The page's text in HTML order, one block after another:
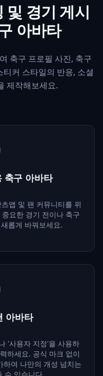
및 경기 게시
아바타
축구 프로필 사진, 축구
커 스타일의 반응, 소셜
제작해보세요.
축구 아바타
앱 및 팬 커뮤니티를 위
요한 경기 전이나 축구
롭게 바꿔보세요.
아바타
'사용자 지정'을 사용하
하세요. 공식 마크 없이
하여 나만의 개성 넘치는
수 있습니다.